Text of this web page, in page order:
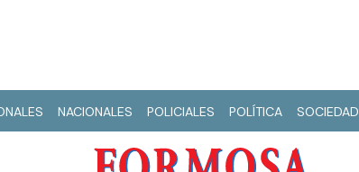
NACIONALES POLICIALES POLÍTICA SOCIEDAD